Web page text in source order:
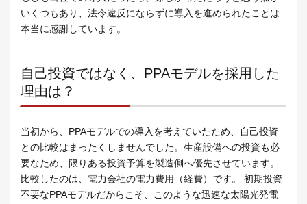
いくつもあり、法令違反にならずに導入を進められたことは
本当に感謝しています。
自己投資ではなく、PPAモデルを採用した
理由は？
当初から、PPAモデルでの導入を考えていたため、自己投資
との比較はまったくしませんでした。生産設備への投資も必
要なため、限りある投資予算を製造側へ優先させています。
比較したのは、電力会社の電力費用（経費）です。 初期投資
不要なPPAモデルだからこそ、このような迅速な太陽光発電